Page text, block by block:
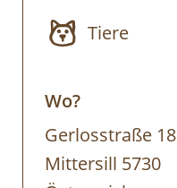
Tiere
Wo?
Gerlosstraße 18
Mittersill 5730